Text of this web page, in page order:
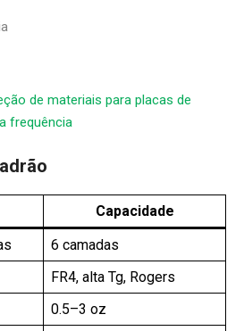
de materiais para placas de
frequência
Capacidade
6 camadas
FR4, alta Tg, Rogers
0.5–3 oz